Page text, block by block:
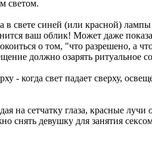
светом.
в свете синей (или красной)
ваш облик! Может даже
о том, "что разрешено, а
должно озарять ритуальное
- когда свет падает сверху,
на сетчатку глаза, красные лучи
снять девушку для занятия